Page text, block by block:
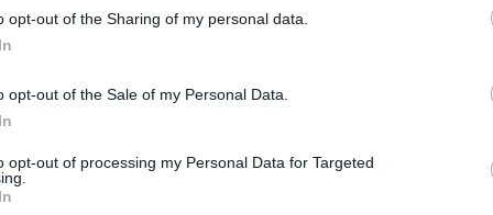
opt-out of the Sharing of my personal data.
opt-out of the Sale of my Personal Data.
opt-out of processing my Personal Data for Targeted